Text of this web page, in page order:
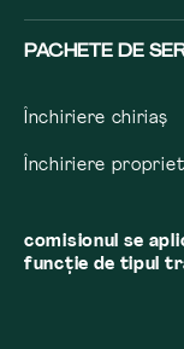
PACHETE DE
Închiriere chiriaș
Închiriere
comisionul se
funcție de tipul